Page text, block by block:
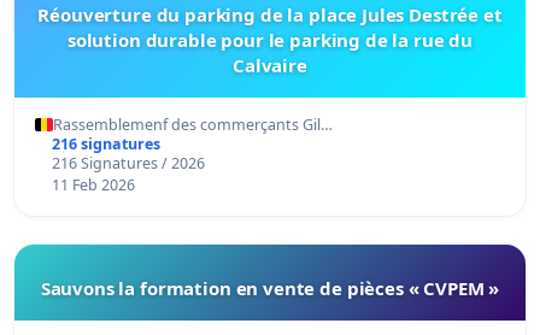
Réouverture du parking de la place Jules Destrée et
solution durable pour le parking de la rue du
Calvaire
Rassemblemenf des commerçants Gil…
216 signatures
216 Signatures / 2026
11 Feb 2026
Sauvons la formation en vente de pièces « CVPEM »